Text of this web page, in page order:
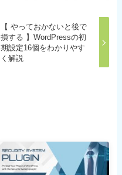
【 やっておかないと後で
損する 】WordPressの初
期設定16個をわかりやす
く解説